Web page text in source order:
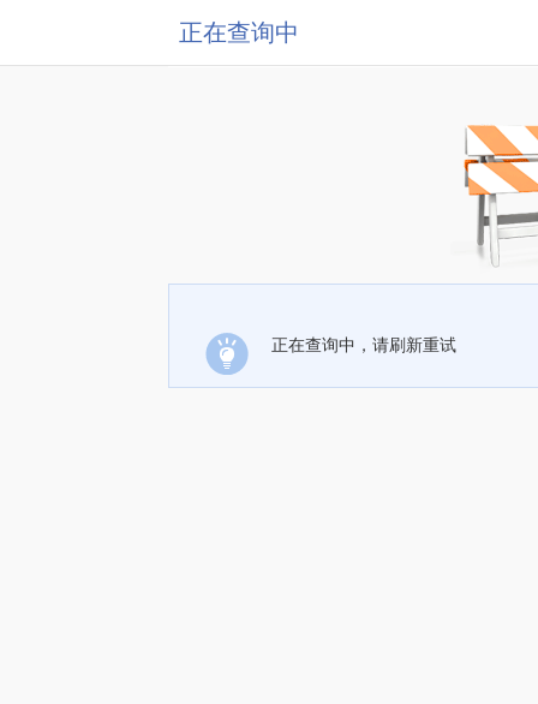
正在查询中
正在查询中，请刷新重试